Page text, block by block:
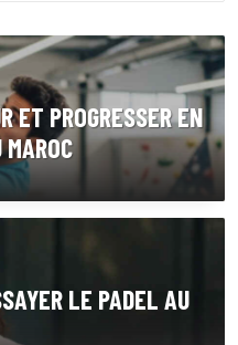
ET PROGRESSER EN
LE PADEL AU